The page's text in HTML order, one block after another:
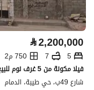
⃁2,200,000
5
7
750 م2
فيلا مكونة من 5 غرف نوم للبيع في الطيبه، الدمام
شارع 49ب، حي طيبة، الدمام